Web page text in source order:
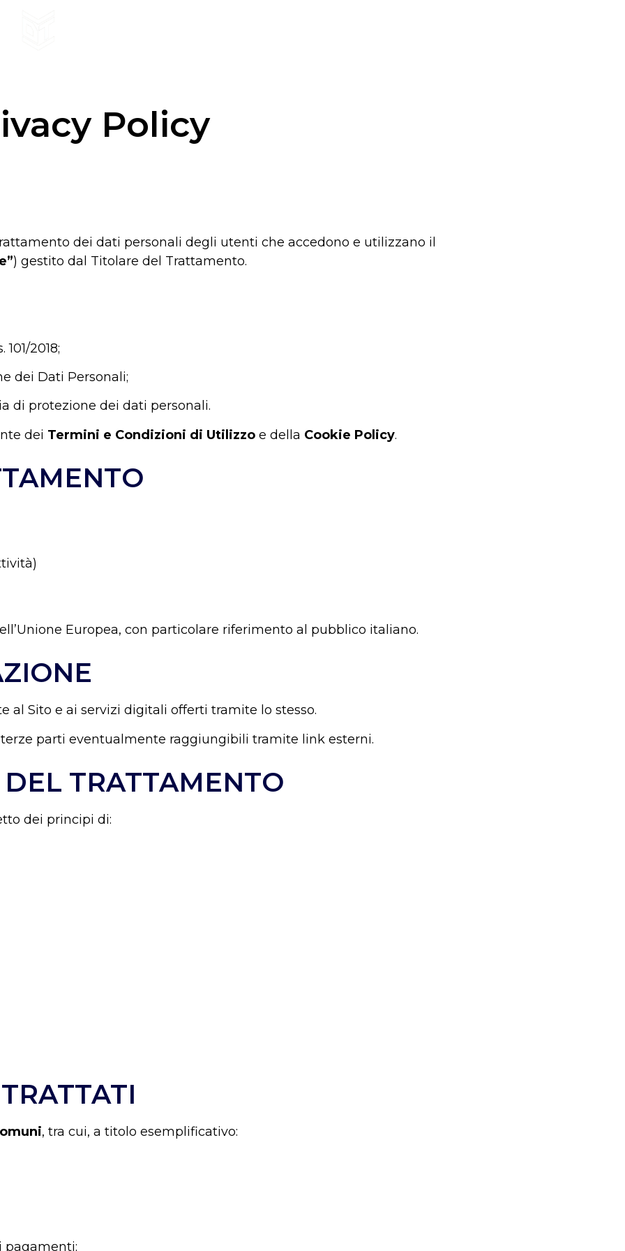
Policy
dei dati personali degli utenti che accedono e utilizzano il
) gestito dal Titolare del Trattamento.
2018;
dei Dati Personali;
di protezione dei dati personali.
dei Termini e Condizioni di Utilizzo e della Cookie Policy.
Europea, con particolare riferimento al pubblico italiano.
al Sito e ai servizi digitali offerti tramite lo stesso.
parti eventualmente raggiungibili tramite link esterni.
TRATTAMENTO
dei principi di:
, tra cui, a titolo esemplificativo:
pagamenti;